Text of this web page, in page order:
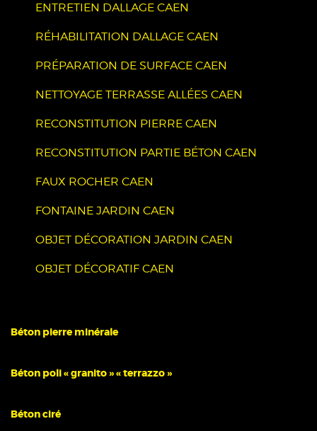
ENTRETIEN DALLAGE CAEN
RÉHABILITATION DALLAGE CAEN
PRÉPARATION DE SURFACE CAEN
NETTOYAGE TERRASSE ALLÉES CAEN
RECONSTITUTION PIERRE CAEN
RECONSTITUTION PARTIE BÉTON CAEN
FAUX ROCHER CAEN
FONTAINE JARDIN CAEN
OBJET DÉCORATION JARDIN CAEN
OBJET DÉCORATIF CAEN
Béton pierre minérale
Béton poli « granito » « terrazzo »
Béton ciré